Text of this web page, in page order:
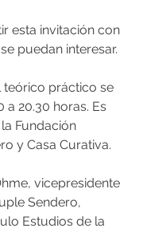
esta invitación con
puedan interesar.
teórico práctico se
a 20.30 horas. Es
Fundación
y Casa Curativa.
vicepresidente
Sendero,
Estudios de la